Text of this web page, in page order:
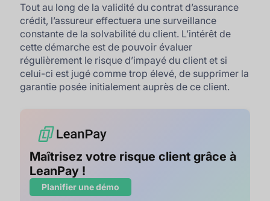
Tout au long de la validité du contrat d’assurance
crédit, l’assureur effectuera une surveillance
constante de la solvabilité du client. L’intérêt de
cette démarche est de pouvoir évaluer
régulièrement le risque d’impayé du client et si
celui-ci est jugé comme trop élevé, de supprimer la
garantie posée initialement auprès de ce client.
Maîtrisez votre risque client grâce à
LeanPay !
Planifier une démo